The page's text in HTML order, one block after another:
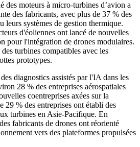
des moteurs à micro-turbines d’avion a
des fabricants, avec plus de 37 % des
leurs systèmes de gestion thermique.
d'éoliennes ont lancé de nouvelles
pour l'intégration de drones modulaires.
turbines compatibles avec les
prototypes.
diagnostics assistés par l'IA dans les
28 % des entreprises aérospatiales
coentreprises axées sur la
29 % des entreprises ont établi des
turbines en Asie-Pacifique. En
fabricants de drones ont réorienté
vers des plateformes propulsées